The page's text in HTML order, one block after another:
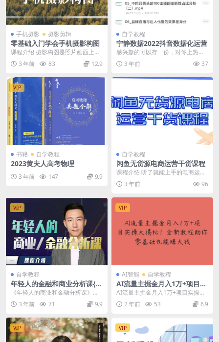
手机摄影 摄影剪辑
零基础入门学会手机摄影构图
课程介绍 摄影构图是照片画面上的
布局、结构。其具体含义是运用相
机镜头的成像特征和...
3 年前 83 12.9
自学教程
宁静数据2022抖音数据化运营
感兴趣的可以存一份，对你上热门
有大大的帮助 下载地址：https://w
ww.a...
3 年前 37
VIP
书籍 自学教程
2023黄夫人高考物理
3 年前 147 9.9
自学教程
闲鱼无货源电商运营干货课程
课程介绍 听了就能上手的电商运营
干货；本课程汇聚了我们8年来在电
商的实战经验，给...
3 年前 96
VIP
自学教程
年轻人的金融和商业分析课{更
新中）
《年轻人的商业和金融分析课》今
日学习分享： “方法论=底层逻辑
+环境变量”，基本...
3 年前 71 9.9
VIP
AI智能 自学教程
AI流量主掘金月入1万+项目实
操大揭秘！全新教程助你零基
AI流量主掘金月入1万+项目实操大
揭秘！全新教程助你零基础也能赚
大钱百度网盘下载...
2 年前 53 6.9
VIP VIP